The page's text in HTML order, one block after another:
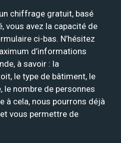
chiffrage gratuit, basé
vous avez la capacité de
ci-bas. N’hésitez
d’informations
à savoir : la
le type de bâtiment, le
le nombre de personnes
à cela, nous pourrons déjà
vous permettre de